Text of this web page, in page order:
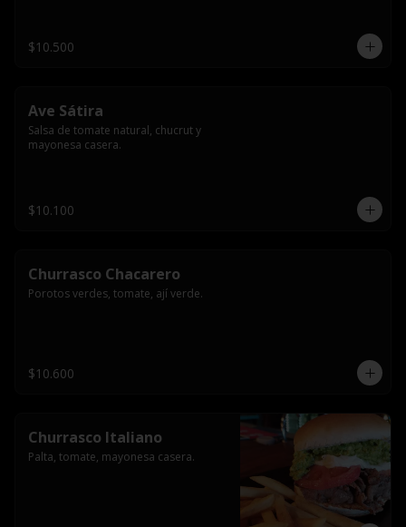
$10.500
Ave Sátira
Salsa de tomate natural, chucrut y
mayonesa casera.
$10.100
Churrasco Chacarero
Porotos verdes, tomate, ají verde.
$10.600
Churrasco Italiano
Palta, tomate, mayonesa casera.